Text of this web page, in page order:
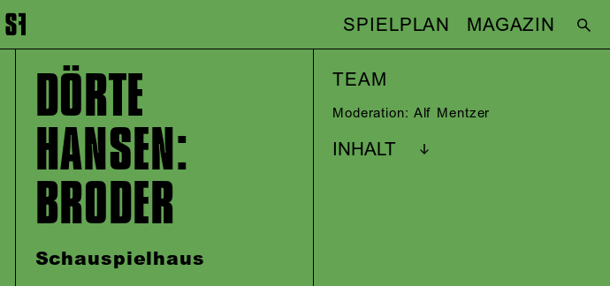
Zum Footer springen SPIELPLAN MAGAZIN
DÖRTE
HANSEN:
BRODER
Schauspielhaus
TEAM
Moderation: Alf Mentzer
INHALT